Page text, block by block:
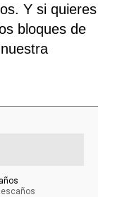
Y si quieres
bloques de
escaños